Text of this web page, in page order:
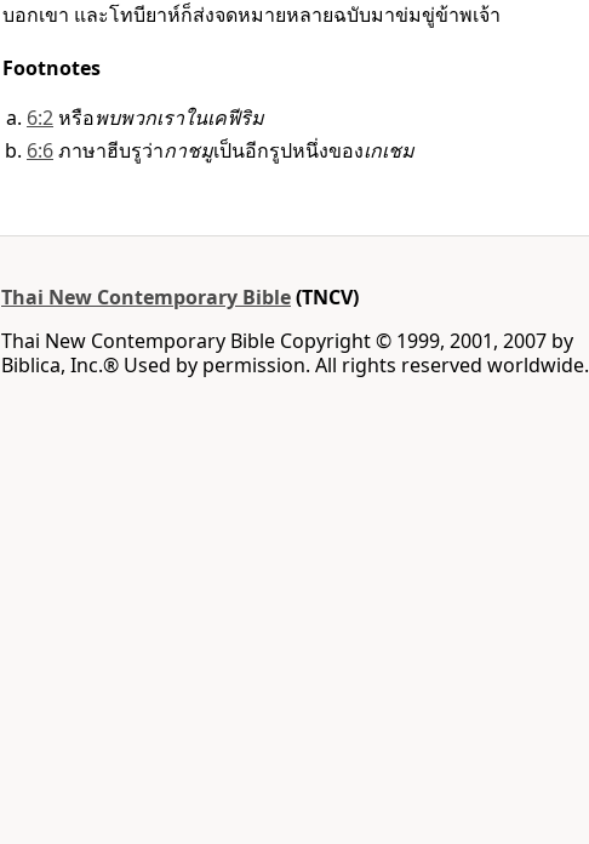
บอกเขา และโทบียาห์ก็ส่งจดหมายหลายฉบับมาข่มขู่ข้าพเจ้า
Footnotes
6:2หรือพบพวกเราในเคฟีริม
6:6ภาษาฮีบรูว่ากาชมูเป็นอีกรูปหนึ่งของเกเชม
Thai New Contemporary Bible(TNCV)
Thai New Contemporary Bible Copyright © 1999, 2001, 2007 by
Biblica, Inc.® Used by permission. All rights reserved worldwide.